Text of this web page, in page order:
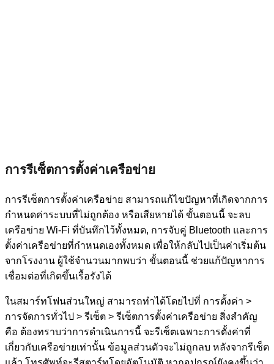
การรีเซ็ตการตั้งค่าเครือข่าย
การรีเซ็ตการตั้งค่าเครือข่าย สามารถแก้ไขปัญหาที่เกิดจากการ
กำหนดค่าระบบที่ไม่ถูกต้อง หรือเสียหายได้ ขั้นตอนนี้ จะลบ
เครือข่าย Wi-Fi ที่บันทึกไว้ทั้งหมด, การจับคู่ Bluetooth และการ
ตั้งค่าเครือข่ายที่กำหนดเองทั้งหมด เพื่อให้กลับไปเป็นค่าเริ่มต้น
จากโรงงาน ผู้ใช้จำนวนมากพบว่า ขั้นตอนนี้ ช่วยแก้ปัญหาการ
เชื่อมต่อที่เกิดขึ้นเรื้อรังได้
ในสมาร์ทโฟนส่วนใหญ่ สามารถทำได้โดยไปที่ การตั้งค่า >
การจัดการทั่วไป > รีเซ็ต > รีเซ็ตการตั้งค่าเครือข่าย สิ่งสำคัญ
คือ ต้องทราบว่าการดำเนินการนี้ จะรีเซ็ตเฉพาะการตั้งค่าที่
เกี่ยวกับเครือข่ายเท่านั้น ข้อมูลส่วนตัวจะไม่ถูกลบ หลังจากรีเซ็ต